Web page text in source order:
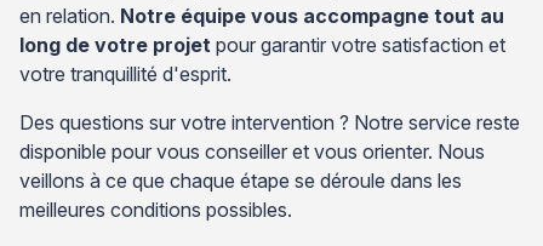
en relation. Notre équipe vous accompagne tout au
long de votre projet pour garantir votre satisfaction et
votre tranquillité d'esprit.
Des questions sur votre intervention ? Notre service reste
disponible pour vous conseiller et vous orienter. Nous
veillons à ce que chaque étape se déroule dans les
meilleures conditions possibles.